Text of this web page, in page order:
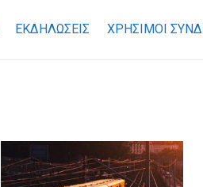
ΕΚΔΗΛΩΣΕΙΣ ΧΡΉΣΙΜΟΙ